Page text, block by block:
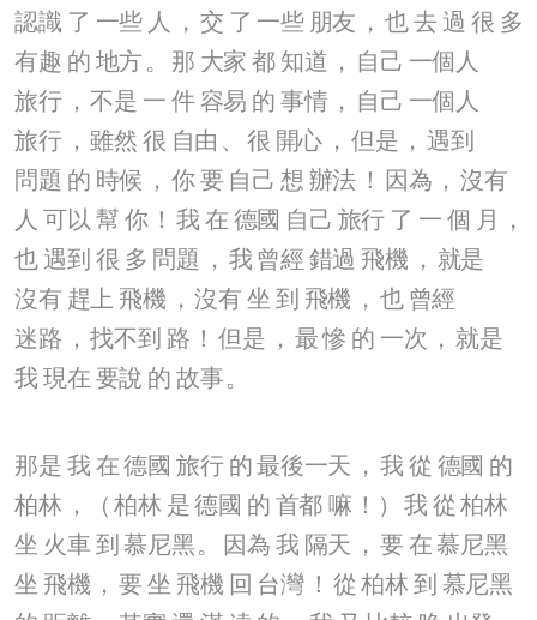
認識 了 一些 人 ， 交 了 一些 朋友 ， 也去 過 很 多
有趣 的 地方 。 那 大家 都 知道 ， 自己 一個人
旅行 ， 不是 一 件容易 的 事情 ， 自己 一個人
旅行 ， 雖然 很 自由 、 很 開心 ， 但是 ， 遇到
問題 的 時候 ， 你要 自己 想 辦法 ！ 因為 ， 沒有
人 可以幫 你 ！ 我 在 德國 自己 旅行 了 一 個 月 ，
也遇到 很 多 問題 ， 我 曾經 錯過 飛機 ， 就是
沒有 趕上 飛機 ， 沒有 坐 到 飛機 ， 也 曾經
迷路 ， 找不到 路 ！ 但是 ， 最慘 的 一次 ， 就是
我 現在 要說 的 故事。
那是 我 在德國 旅行 的最後一天 ， 我 從 德國 的
柏林 ，（ 柏林 是德國 的 首都 嘛 ！） 我 從 柏林
坐 火車 到 慕尼黑。 因為 我 隔天 ， 要 在 慕尼黑
坐 飛機 ， 要 坐 飛機 回 台灣 ！ 從 柏林 到 慕尼黑